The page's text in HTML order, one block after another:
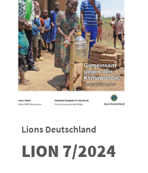
Lions Deutschland
LION 7/2024